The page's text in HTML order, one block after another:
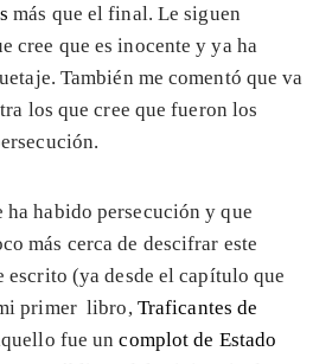
más que el final. Le siguen
cree que es inocente y ya ha
También me comentó que va
los que cree que fueron los
ha habido persecución y que
más cerca de descifrar este
escrito (ya desde el capítulo que
primer libro, Traficantes de
fue uncomplot de Estado